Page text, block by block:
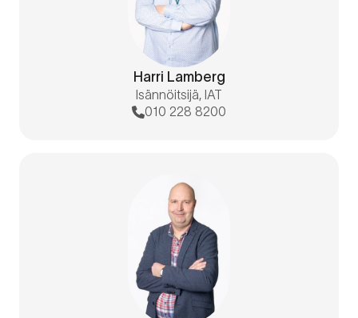
Harri Lamberg
Isännöitsijä, IAT
010 228 8200